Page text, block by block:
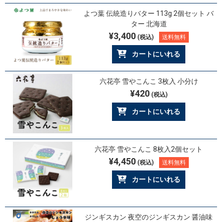
よつ葉 伝統造りバター 113g 2個セット バ
ター 北海道
¥3,400(税込) 送料無料
カートにいれる
六花亭 雪やこんこ 3枚入 小分け
¥420(税込)
カートにいれる
六花亭 雪やこんこ 8枚入2個セット
¥4,450(税込) 送料無料
カートにいれる
ジンギスカン 夜空のジンギスカン 醤油味